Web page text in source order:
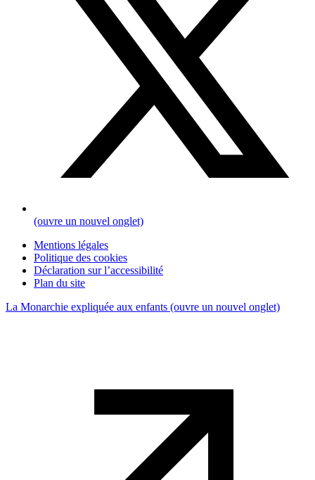
(ouvre un nouvel onglet)
Mentions légales
Politique des cookies
Déclaration sur l’accessibilité
Plan du site
La Monarchie expliquée aux enfants (ouvre un nouvel onglet)